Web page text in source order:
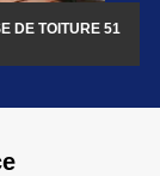
DE TOITURE 51